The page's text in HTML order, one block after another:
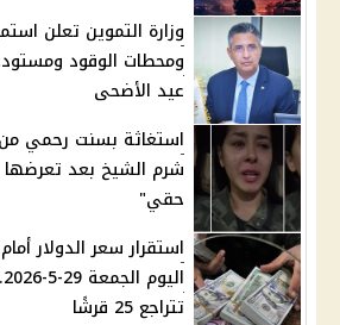
وزارة التموين تعلن
ومحطات الوقود
عيد الأضحى
استغاثة بسنت رحمي
شرم الشيخ بعد تعرضها
حقي"
استقرار سعر الدولار
تتراجع 25 قرشًا